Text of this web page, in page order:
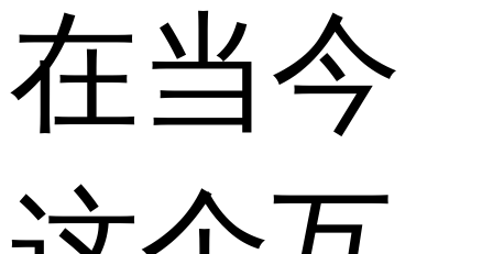
在当今